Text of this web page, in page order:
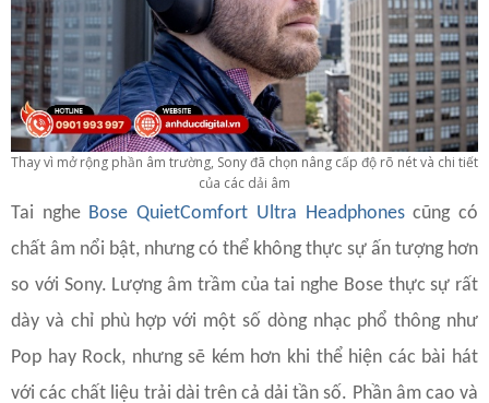
Thay vì mở rộng phần âm trường, Sony đã chọn nâng cấp độ rõ nét và chi tiết
của các dải âm
Tai nghe Bose QuietComfort Ultra Headphonescũng có
chất âm nổi bật, nhưng có thể không thực sự ấn tượng hơn
so với Sony. Lượng âm trầm của tai nghe Bose thực sự rất
dày và chỉ phù hợp với một số dòng nhạc phổ thông như
Pop hay Rock, nhưng sẽ kém hơn khi thể hiện các bài hát
với các chất liệu trải dài trên cả dải tần số. Phần âm cao và